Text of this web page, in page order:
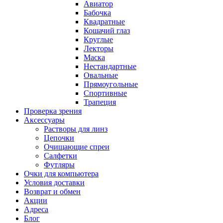
Авиатор
Бабочка
Квадратные
Кошачий глаз
Круглые
Лекторы
Маска
Нестандартные
Овальные
Прямоугольные
Спортивные
Трапеция
Проверка зрения
Аксессуары
Растворы для линз
Цепочки
Очищающие спреи
Салфетки
Футляры
Очки для компьютера
Условия доставки
Возврат и обмен
Акции
Адреса
Блог